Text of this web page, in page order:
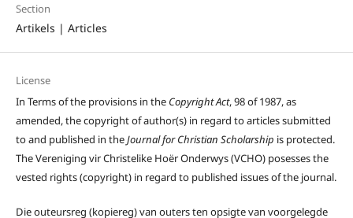
Section
Artikels | Articles
License
In Terms of the provisions in the Copyright Act, 98 of 1987, as
amended, the copyright of author(s) in regard to articles submitted
to and published in theJournal for Christian Scholarship is protected.
The Vereniging vir Christelike Hoër Onderwys (VCHO) posesses the
vested rights (copyright) in regard to published issues of the journal.
Die outeursreg (kopiereg) van outers ten opsigte van voorgelegde